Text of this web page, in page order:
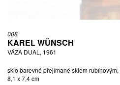
008
KAREL WÜNSCH
VÁZA DUAL, 1961
sklo barevné přejímané sklem
8,1 x 7,4 cm